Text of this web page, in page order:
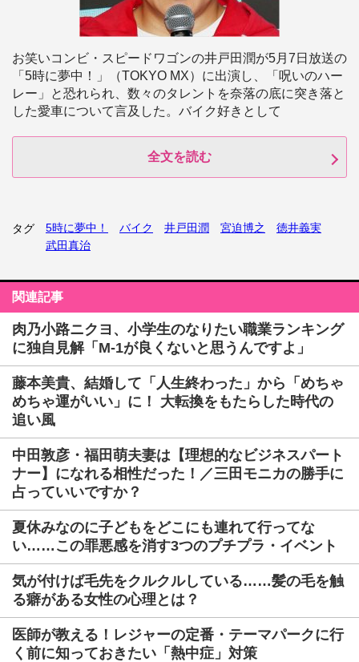
お笑いコンビ・スピードワゴンの井戸田潤が5月7日放送の
「5時に夢中！」（TOKYO MX）に出演し、「呪いのハー
レー」と恐れられ、数々のタレントを奈落の底に突き落と
した愛車について言及した。バイク好きとして
全文を読む
タグ 5時に夢中！ バイク 井戸田潤 宮迫博之
徳井義実
武田真治
関連記事
肉乃小路ニクヨ、小学生のなりたい職業ランキング
に独自見解「M-1が良くないと思うんですよ」
藤本美貴、結婚して「人生終わった」から「めちゃ
めちゃ運がいい」に！ 大転換をもたらした時代の
追い風
中田敦彦・福田萌夫妻は【理想的なビジネスパート
ナー】になれる相性だった！／三田モニカの勝手に
占っていいですか？
夏休みなのに子どもをどこにも連れて行ってな
い……この罪悪感を消す3つのプチプラ・イベント
気が付けば毛先をクルクルしている……髪の毛を触
る癖がある女性の心理とは？
医師が教える！レジャーの定番・テーマパークに行
く前に知っておきたい「熱中症」対策